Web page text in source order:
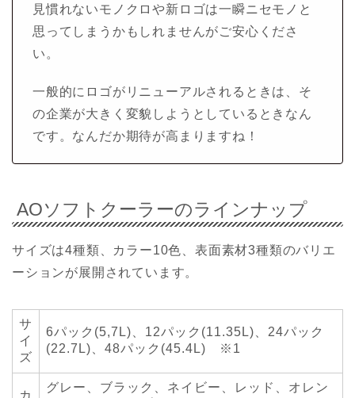
見慣れないモノクロや新ロゴは一瞬ニセモノと
思ってしまうかもしれませんがご安心くださ
い。
一般的にロゴがリニューアルされるときは、そ
の企業が大きく変貌しようとしているときなん
です。なんだか期待が高まりますね！
AOソフトクーラーのラインナップ
サイズは4種類、カラー10色、表面素材3種類のバリエ
ーションが展開されています。
サ
イ
ズ
6パック(5,7L)、12パック(11.35L)、24パック
(22.7L)、48パック(45.4L) ※1
グレー、ブラック、ネイビー、レッド、オレン